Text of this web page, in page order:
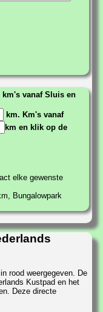
km's vanaf Sluis en
km. Km's vanaf
km en klik op de
elke gewenste
Bungalowpark
rood weergegeven. De
Kustpad en het
Deze directe